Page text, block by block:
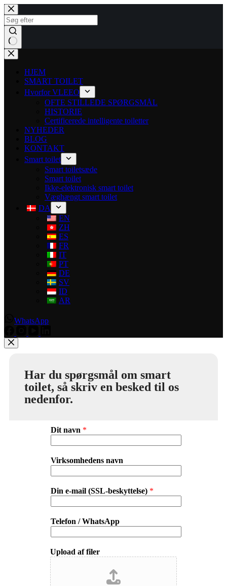
HJEM
SMART TOILET
Hvorfor VLEEO
OFTE STILLEDE SPØRGSMÅL
HISTORIE
Certificerede intelligente toiletter
NYHEDER
BLOG
KONTAKT
Smart toilet
Smart toiletsæde
Smart toilet
Ikke-elektronisk smart toilet
Væghængt smart toilet
DA
EN
ZH
ES
FR
IT
PT
DE
SV
ID
AR
WhatsApp
Har du spørgsmål om smart
toilet, så skriv en besked til os
nedenfor.
Dit navn *
Virksomhedens navn
Din e-mail (SSL-beskyttelse) *
Telefon / WhatsApp
Upload af filer